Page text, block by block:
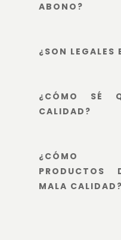
ABONO?
¿SON LEGALES
¿CÓMO SÉ
CALIDAD?
¿CÓMO
MALA CALIDAD?